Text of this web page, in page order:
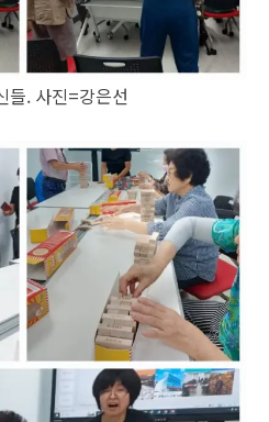
들. 사진=강은선